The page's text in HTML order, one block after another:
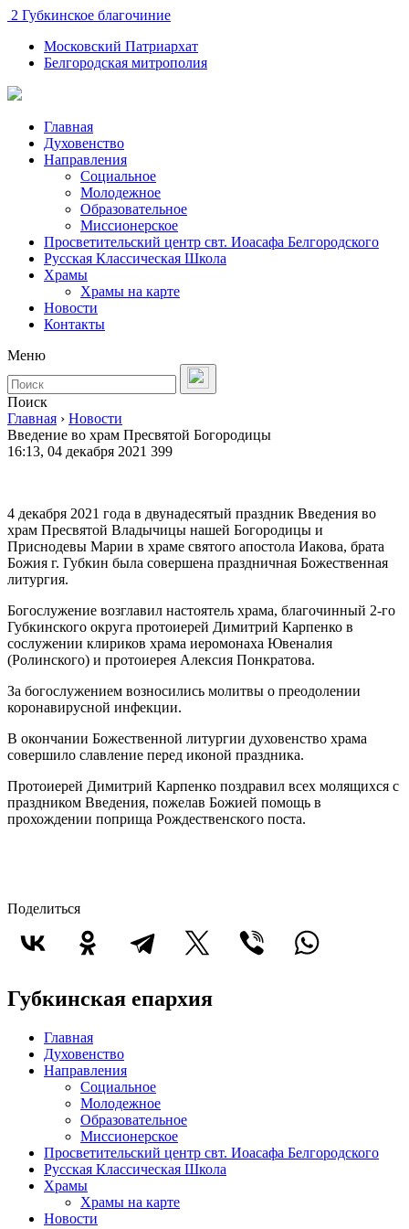
2 Губкинское благочиние
Московский Патриархат
Белгородская митрополия
Главная
Духовенство
Направления
Социальное
Молодежное
Образовательное
Миссионерское
Просветительский центр свт. Иоасафа Белгородского
Русская Классическая Школа
Храмы
Храмы на карте
Новости
Контакты
Меню
Поиск
Главная › Новости
Введение во храм Пресвятой Богородицы
16:13, 04 декабря 2021 399
4 декабря 2021 года в двунадесятый праздник Введения во
храм Пресвятой Владычицы нашей Богородицы и
Приснодевы Марии в храме святого апостола Иакова, брата
Божия г. Губкин была совершена праздничная Божественная
литургия.
Богослужение возглавил настоятель храма, благочинный 2-го
Губкинского округа протоиерей Димитрий Карпенко в
сослужении клириков храма иеромонаха Ювеналия
(Ролинского) и протоиерея Алексия Понкратова.
За богослужением возносились молитвы о преодолении
коронавирусной инфекции.
В окончании Божественной литургии духовенство храма
совершило славление перед иконой праздника.
Протоиерей Димитрий Карпенко поздравил всех молящихся с
праздником Введения, пожелав Божией помощь в
прохождении поприща Рождественского поста.
Поделиться
Губкинская епархия
Главная
Духовенство
Направления
Социальное
Молодежное
Образовательное
Миссионерское
Просветительский центр свт. Иоасафа Белгородского
Русская Классическая Школа
Храмы
Храмы на карте
Новости